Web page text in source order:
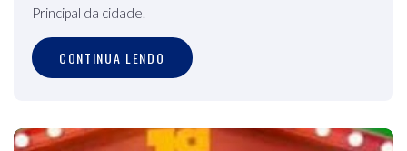
Principal da cidade.
CONTINUA LENDO